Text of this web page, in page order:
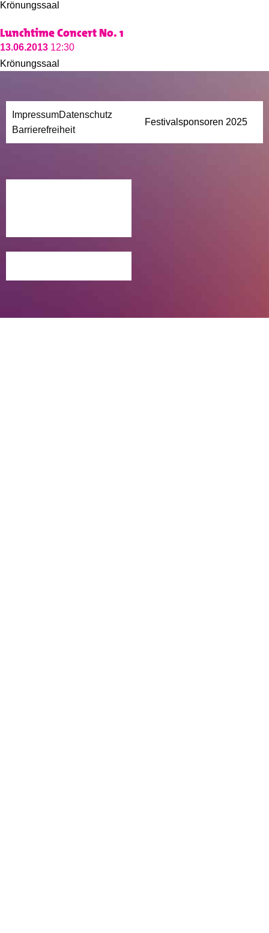
Krönungssaal
Lunchtime Concert No. 1
13.06.2013 12:30
Krönungssaal
Festivalsponsoren 2025
ImpressumDatenschutz
Barrierefreiheit